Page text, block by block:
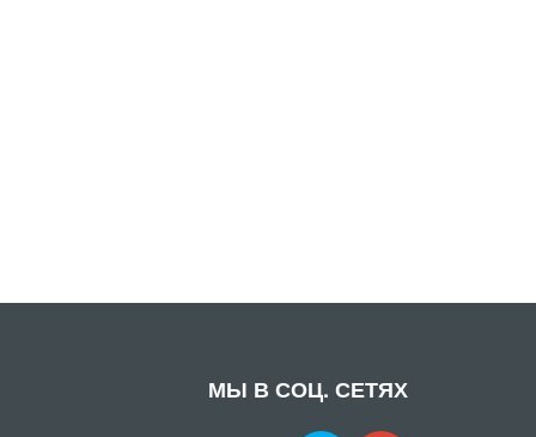
МЫ В СОЦ. СЕТЯХ